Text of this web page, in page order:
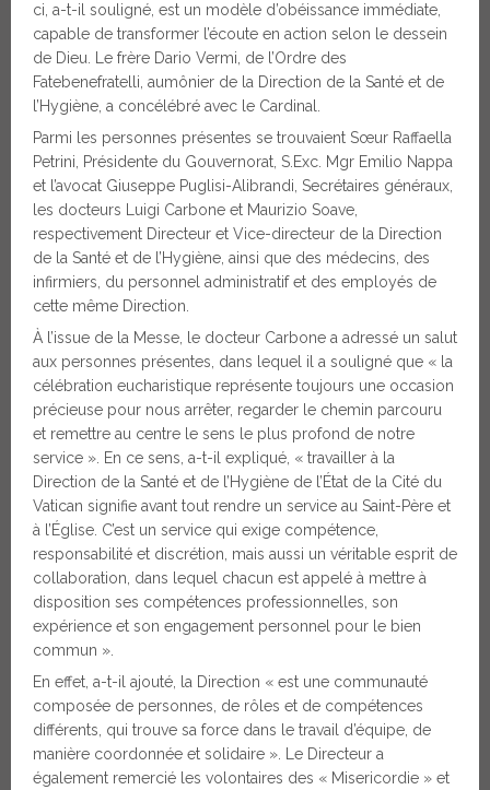
ci, a-t-il souligné, est un modèle d’obéissance immédiate,
capable de transformer l’écoute en action selon le dessein
de Dieu. Le frère Dario Vermi, de l’Ordre des
Fatebenefratelli, aumônier de la Direction de la Santé et de
l’Hygiène, a concélébré avec le Cardinal.
Parmi les personnes présentes se trouvaient Sœur Raffaella
Petrini, Présidente du Gouvernorat, S.Exc. Mgr Emilio Nappa
et l’avocat Giuseppe Puglisi-Alibrandi, Secrétaires généraux,
les docteurs Luigi Carbone et Maurizio Soave,
respectivement Directeur et Vice-directeur de la Direction
de la Santé et de l’Hygiène, ainsi que des médecins, des
infirmiers, du personnel administratif et des employés de
cette même Direction.
À l’issue de la Messe, le docteur Carbone a adressé un salut
aux personnes présentes, dans lequel il a souligné que « la
célébration eucharistique représente toujours une occasion
précieuse pour nous arrêter, regarder le chemin parcouru
et remettre au centre le sens le plus profond de notre
service ». En ce sens, a-t-il expliqué, « travailler à la
Direction de la Santé et de l’Hygiène de l’État de la Cité du
Vatican signifie avant tout rendre un service au Saint-Père et
à l’Église. C’est un service qui exige compétence,
responsabilité et discrétion, mais aussi un véritable esprit de
collaboration, dans lequel chacun est appelé à mettre à
disposition ses compétences professionnelles, son
expérience et son engagement personnel pour le bien
commun ».
En effet, a-t-il ajouté, la Direction « est une communauté
composée de personnes, de rôles et de compétences
différents, qui trouve sa force dans le travail d’équipe, de
manière coordonnée et solidaire ». Le Directeur a
également remercié les volontaires des « Misericordie » et